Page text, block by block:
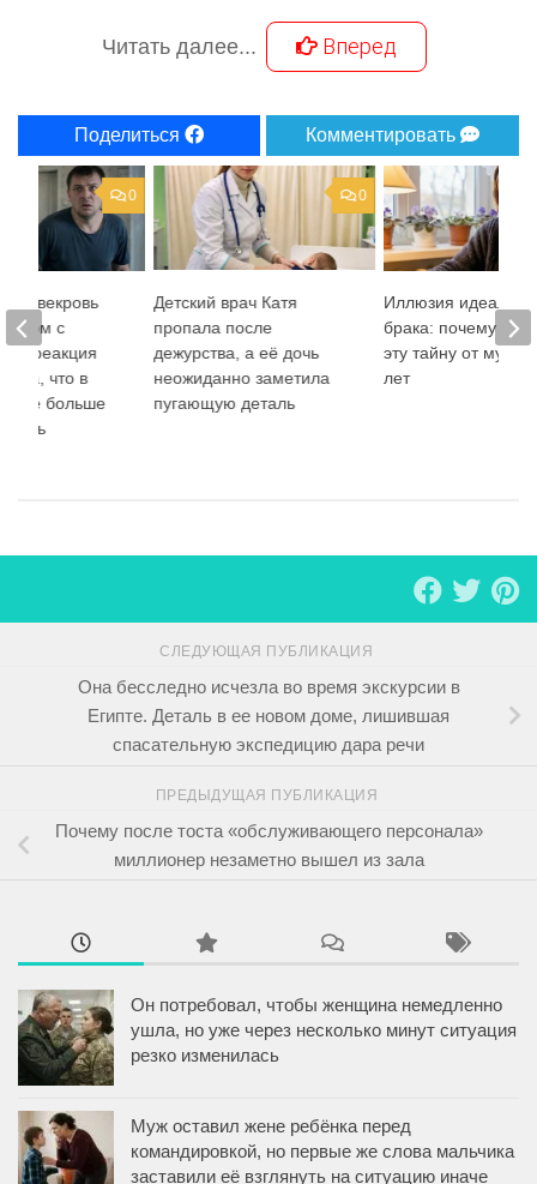
Читать далее... Вперед
Поделиться Комментировать
0
Детский врач Катя
пропала после
дежурства, а её дочь
неожиданно заметила
пугающую деталь
Иллюзия
брака: почему я
эту тайну от мужа
лет
0
свекровь
рядом с
но реакция
что в
мне больше
СЛЕДУЮЩАЯ ПУБЛИКАЦИЯ
Она бесследно исчезла во время экскурсии в
Египте. Деталь в ее новом доме, лишившая
спасательную экспедицию дара речи
ПРЕДЫДУЩАЯ ПУБЛИКАЦИЯ
Почему после тоста «обслуживающего персонала»
миллионер незаметно вышел из зала
Он потребовал, чтобы женщина немедленно
ушла, но уже через несколько минут ситуация
резко изменилась
Муж оставил жене ребёнка перед
командировкой, но первые же слова мальчика
заставили её взглянуть на ситуацию иначе